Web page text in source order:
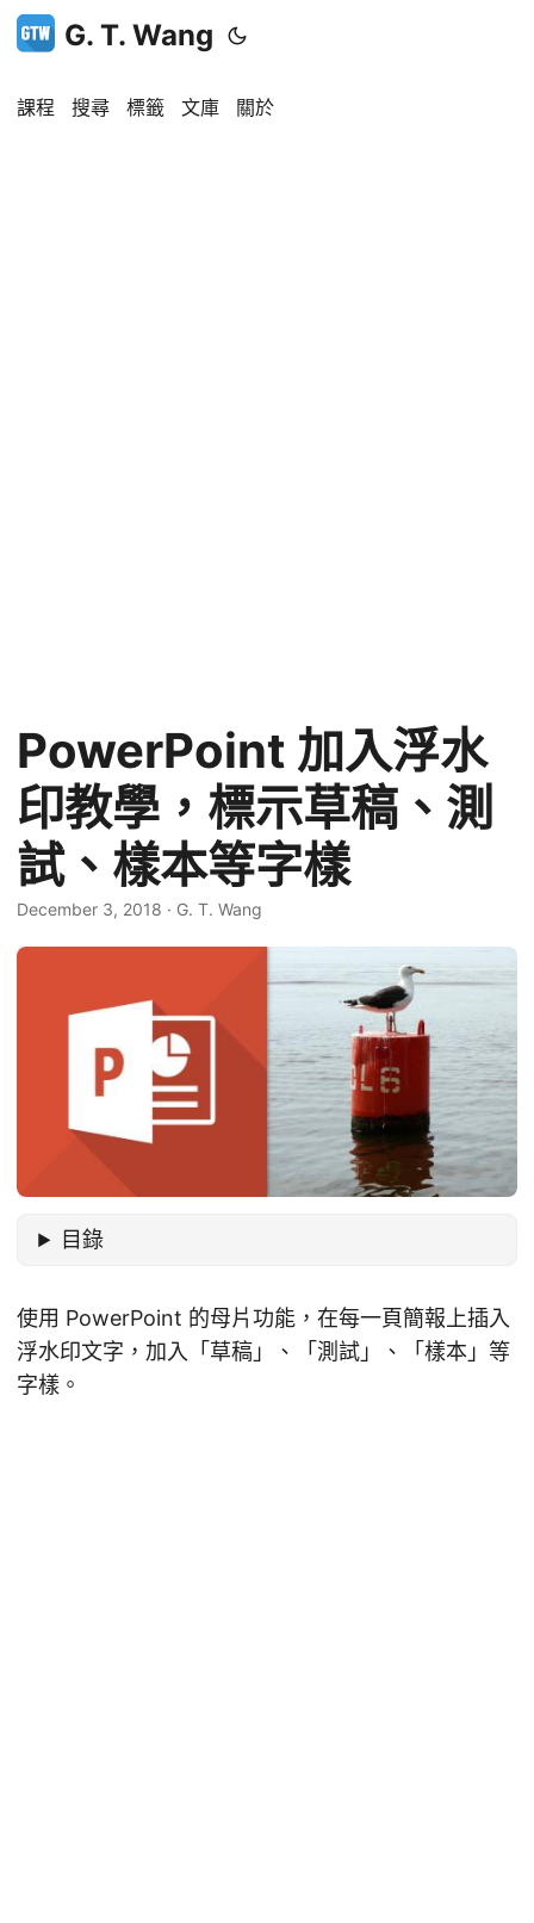
G. T. Wang
課程 搜尋 標籤 文庫 關於
PowerPoint 加入浮水
印教學，標示草稿、測
試、樣本等字樣
December 3, 2018 · G. T. Wang
目錄
使用 PowerPoint 的母片功能，在每一頁簡報上插入
浮水印文字，加入「草稿」、「測試」、「樣本」等
字樣。